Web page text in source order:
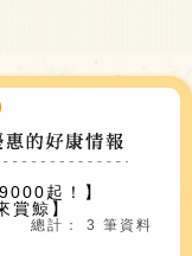
起！】
賞鯨】
總計： 3 筆資料